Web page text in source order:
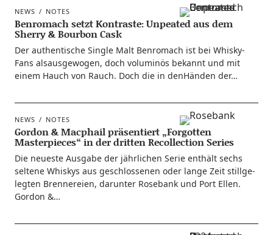
NEWS NOTES
Benromach setzt Kontraste: Unpeated aus dem
Sherry & Bourbon Cask
Der authen­ti­sche Sin­gle Malt Ben­ro­mach ist bei Whis­ky-
Fans als­aus­ge­wo­gen, doch volu­mi­nös bekannt und mit
einem Hauch von Rauch. Doch die in den­Hän­den der…
NEWS NOTES
Gordon & Macphail präsentiert „Forgotten
Masterpieces“ in der dritten Recollection Series
Die neu­es­te Aus­ga­be der jähr­li­chen Serie ent­hält sechs
sel­te­ne Whis­kys aus geschlos­se­nen oder lan­ge Zeit still­ge­
leg­ten Bren­ne­rei­en, dar­un­ter Rose­bank und Port Ellen.
Gordon &…